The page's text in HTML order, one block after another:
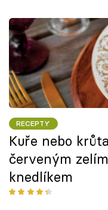
RECEPTY
Kuře nebo
červeným
knedlíkem